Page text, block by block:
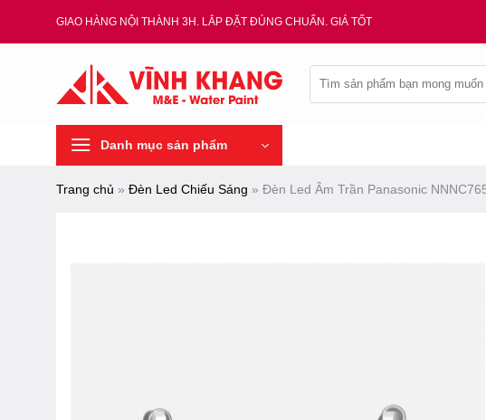
GIAO HÀNG NỘI THÀNH 3H. LẮP ĐẶT ĐÚNG CHUẨN. GIÁ TỐT
kiếm:
Danh mục sản phẩm
Trang chủ » Đèn Led Chiếu Sáng » Đèn Led Âm Trần Panasonic